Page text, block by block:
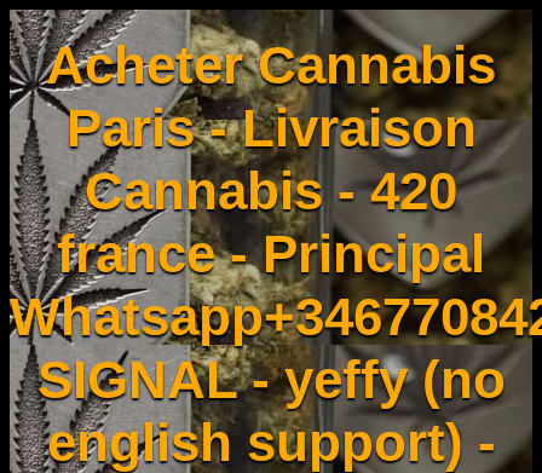
Acheter Cannabis
Paris - Livraison
Cannabis - 420
france - Principal
SIGNAL - yeffy (no
english support) -